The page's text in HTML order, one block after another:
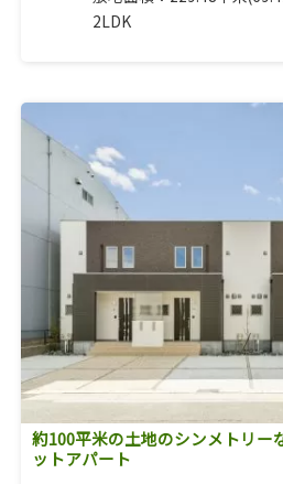
2LDK
約100平米の土地のシンメトリー
ットアパート